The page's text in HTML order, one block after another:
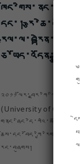
དང་།
༢༠༡༡ ལོར་བྷཱར་ཀི་ལི།
(University of
རིང་བཞུགས།